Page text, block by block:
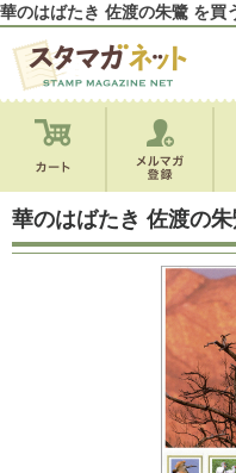
華のはばたき 佐渡の朱鷺 を買
華のはばたき 佐渡の